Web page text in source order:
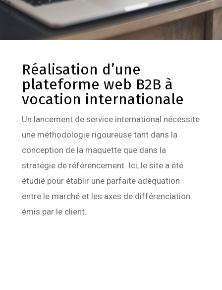
Réalisation d’une
plateforme web B2B à
vocation internationale
Un lancement de service international nécessite
une méthodologie rigoureuse tant dans la
conception de la maquette que dans la
stratégie de référencement. Ici, le site a été
étudié pour établir une parfaite adéquation
entre le marché et les axes de différenciation
émis par le client.